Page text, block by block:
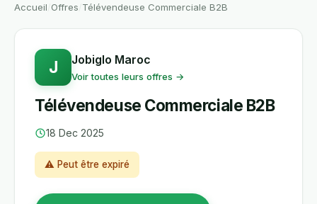
Accueil Offres Télévendeuse Commerciale B2B
J Jobiglo Maroc
Voir toutes leurs offres →
Télévendeuse Commerciale B2B
18 Dec 2025
⚠ Peut être expiré